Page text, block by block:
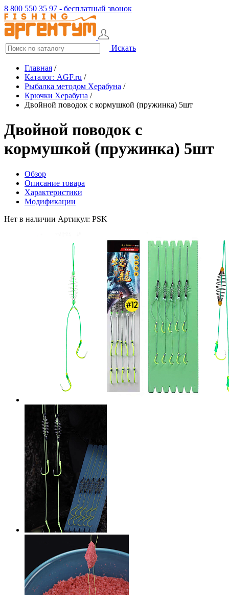
8 800 550 35 97 - бесплатный звонок
Искать
Главная /
Каталог: AGF.ru /
Рыбалка методом Херабуна /
Крючки Херабуна /
Двойной поводок с кормушкой (пружинка) 5шт
Двойной поводок с
кормушкой (пружинка) 5шт
Обзор
Описание товара
Характеристики
Модификации
Нет в наличии Артикул: PSK